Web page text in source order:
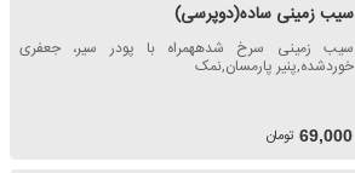
سیب زمینی ساده(دوپرسی)
سیب زمینی سرخ شدههمراه با پودر سیر، جعفری
خوردشده,پنیر پارمسان,نمک
69,000 تومان